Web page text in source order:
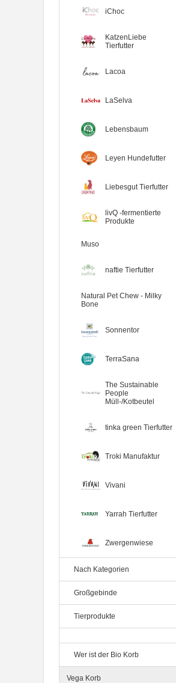
iChoc
KatzenLiebe
Tierfutter
Lacoa
LaSelva
Lebensbaum
Leyen Hundefutter
Liebesgut Tierfutter
livQ -fermentierte
Produkte
Muso
naftie Tierfutter
Natural Pet Chew - Milky
Bone
Sonnentor
TerraSana
The Sustainable
People
Müll-/Kotbeutel
tinka green Tierfutter
Troki Manufaktur
Vivani
Yarrah Tierfutter
Zwergenwiese
Nach Kategorien
Großgebinde
Tierprodukte
Wer ist der Bio Korb
Vega Korb
7er-VE Bio Tee Wilde Brennnessel
12er-VE Ente, Reis und Karotten
400 g BioPur Bio Hundefutter